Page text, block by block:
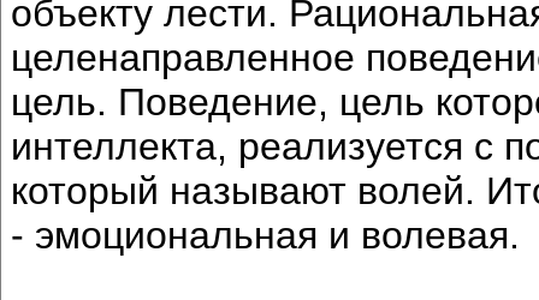
объекту лести.
целенаправленное
цель. Поведение, цель
интеллекта, реализуется с
который называют волей.
- эмоциональная и волевая.